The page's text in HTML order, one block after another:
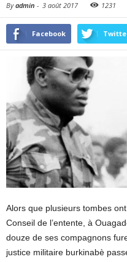
Byadmin - 3 août 2017 1231
Facebook
Alors que plusieurs tombes
Conseil de l’entente, à
douze de ses compagnons
justice militaire burkinabè